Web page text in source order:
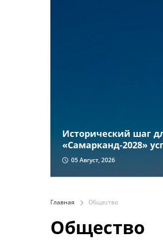
Исторический шаг
«Самарканд-2028»
05 Август, 2026
Главная Общество
Общество